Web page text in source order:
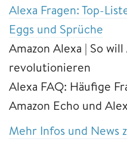
Alexa Fragen: Top-
Eggs und Sprüche
Amazon Alexa | So
revolutionieren
Alexa FAQ: Häufige
Amazon Echo und
Mehr Infos und News